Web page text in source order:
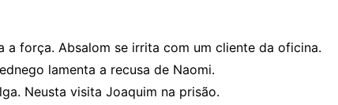
força. Absalom se irrita com um cliente da oficina.
lamenta a recusa de Naomi.
Neusta visita Joaquim na prisão.